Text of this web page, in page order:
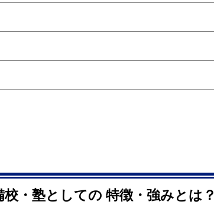
・塾としての 特徴・強みとは？